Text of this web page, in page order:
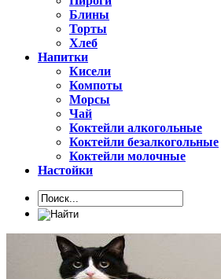
Блины
Торты
Хлеб
Напитки
Кисели
Компоты
Морсы
Чай
Коктейли алкогольные
Коктейли безалкогольные
Коктейли молочные
Настойки